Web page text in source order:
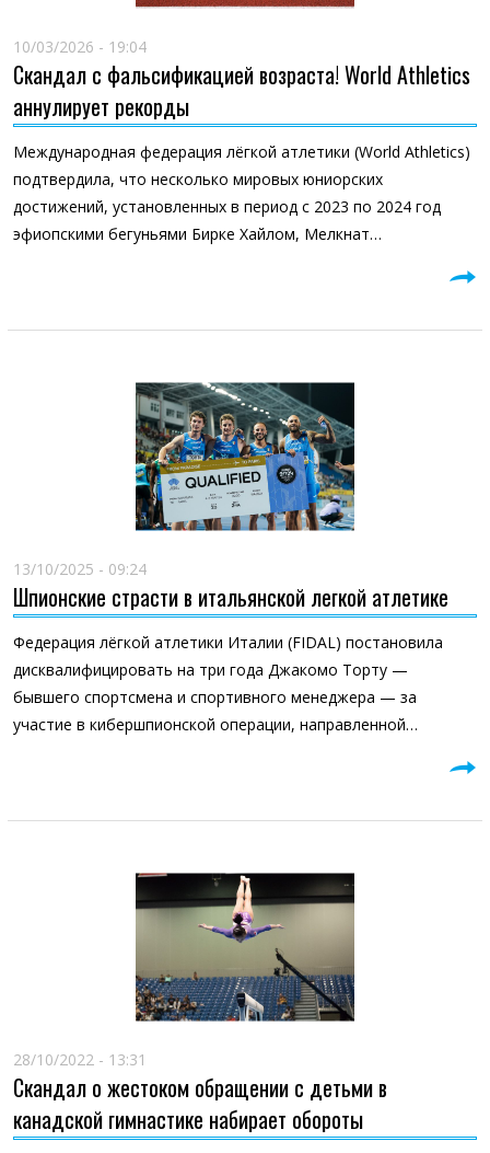
10/03/2026 - 19:04
Cкандал с фальсификацией возраста! World Athletics
аннулирует рекорды
Международная федерация лёгкой атлетики (World Athletics)
подтвердила, что несколько мировых юниорских
достижений, установленных в период с 2023 по 2024 год
эфиопскими бегуньями Бирке Хайлом, Мелкнат…
13/10/2025 - 09:24
Шпионские страсти в итальянской легкой атлетике
Федерация лёгкой атлетики Италии (FIDAL) постановила
дисквалифицировать на три года Джакомо Торту —
бывшего спортсмена и спортивного менеджера — за
участие в кибершпионской операции, направленной…
28/10/2022 - 13:31
Скандал о жестоком обращении с детьми в
канадской гимнастике набирает обороты